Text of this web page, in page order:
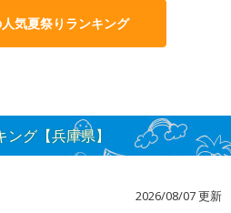
気夏祭りランキング
グ【兵庫県】
2026/08/07 更新